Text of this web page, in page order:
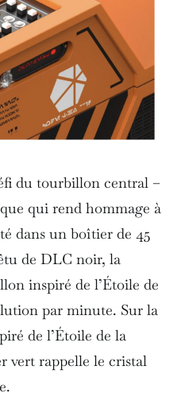
du tourbillon central –
qui rend hommage à
dans un boîtier de 45
de DLC noir, la
inspiré de l’Étoile de
par minute. Sur la
de l’Étoile de la
vert rappelle le cristal